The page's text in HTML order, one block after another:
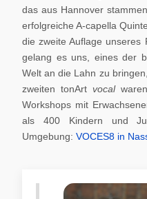
das aus Hannover
erfolgreiche A-capella
die zweite Auflage unseres
gelang es uns, eines der
Welt an die Lahn zu bringen,
zweiten tonArt vocalwaren
Workshops mit
als 400 Kindern und
Umgebung: VOCES8 in